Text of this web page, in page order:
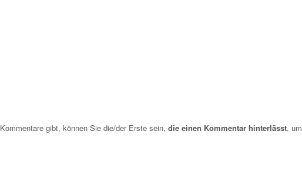
gibt, können Sie die/der Erste sein, die einen Kommentar hinterlässt, um